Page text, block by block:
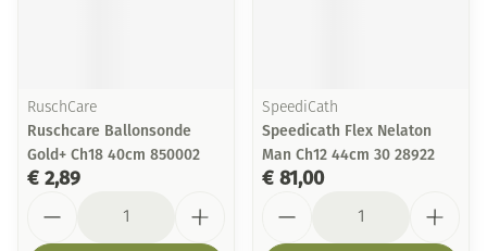
RuschCare
Ruschcare Ballonsonde
Gold+ Ch18 40cm 850002
€ 2,89
SpeediCath
Speedicath Flex Nelaton
Man Ch12 44cm 30 28922
€ 81,00